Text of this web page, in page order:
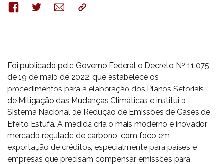
FacebookTwitterE-
mail
Copy
Foi publicado pelo Governo Federal o Decreto Nº 11.075,
de 19 de maio de 2022, que estabelece os
procedimentos para a elaboração dos Planos Setoriais
de Mitigação das Mudanças Climáticas e institui o
Sistema Nacional de Redução de Emissões de Gases de
Efeito Estufa. A medida cria o mais moderno e inovador
mercado regulado de carbono, com foco em
exportação de créditos, especialmente para países e
empresas que precisam compensar emissões para